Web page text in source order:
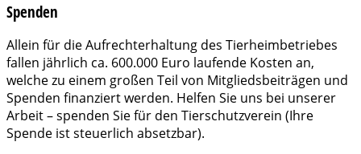
Spenden
Allein für die Aufrechterhaltung des Tierheimbetriebes
fallen jährlich ca. 600.000 Euro laufende Kosten an,
welche zu einem großen Teil von Mitgliedsbeiträgen und
Spenden finanziert werden. Helfen Sie uns bei unserer
Arbeit – spenden Sie für den Tierschutzverein (Ihre
Spende ist steuerlich absetzbar).